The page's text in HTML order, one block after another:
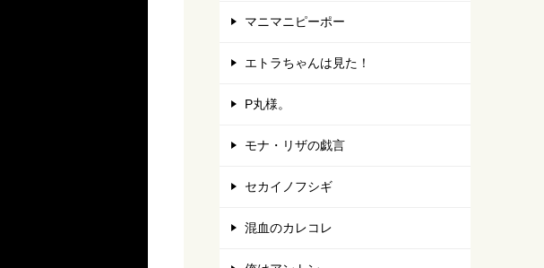
マニマニピーポー
エトラちゃんは見た！
P丸様。
モナ・リザの戯言
セカイノフシギ
混血のカレコレ